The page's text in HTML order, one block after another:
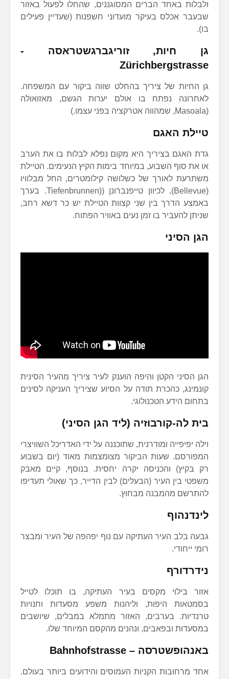
ולבלות באחד הברים המסוגננים, שהחלו לפעול באזור
שבעבר אכלס בעיקר מועדוני חשפנות (שעדיין פעילים
בו).
גן חיות, זוריגברגשטראסה -
Zürichbergstrasse
גן החיות של ציריך בהחלט שווה ביקור עם המשפחה.
לאחרונה נפתח בו אולם יערות הגשם, מאזואולה
(Masoala, שמהווה אטרקציה בפני עצמו.)
טיילת האגם
גדת האגם בציריך היא מקום נפלא לבלות בו את הערב
או את סוף השבוע, במיוחד בימות הקיץ הנעימים. הטיילת
משתרעת לאורך של כשלושה קילומטרים, החל מבלוויו
(Bellevue), לכיוון טייפנברונן ((Tiefenbrunnen. בערך
באמצע הדרך בין שני קצוות הטיילת יש כר דשא רחב,
שניתן להעביר בו זמן נעים באוויר הפתוח.
הגן הסיני
הגן הסיני הקטן והיפה הוענק לעיר ציריך מהעיר הסינית
קונמינג, כהכרת תודה על הסיוע שציריך העניקה לסינים
בתחום הידע הטכנולוגי.
בית לה-קורבוזיה (ליד הגן הסיני)
וילה יפיפייה ומודרנית, שתוכננה על ידי האדריכל השוויצרי
המפורסם. שעות הביקור מצומצמות מאוד (יום בשבוע
רק בקיץ) והכניסה יקרה יחסית. בנוסף, קיים מאבק
משפטי בין העיר (הבעלים) לבין הדייר, כך שאולי תעדיפו
להתרשם מהמבנה מבחוץ.
לינדנהוף
גבעה בלב העיר העתיקה עם נוף יפהפה של העיר ומבצר
רומי ייחודי.
נידרדורף
אזור בילוי מקסים בעיר העתיקה, בו תוכלו לטייל
בסמטאות היפות, וליהנות משפע מסעדות וחנויות
טרנדיות. בערבים, האזור מתמלא במבלים, שיושבים
במסעדות ובפאבים, ונהנים מהקסם המיוחד שלו.
באנהופשטרסה – Bahnhofstrasse
אחד מרחובות הקניות העמוסים והידועים ביותר בעולם.